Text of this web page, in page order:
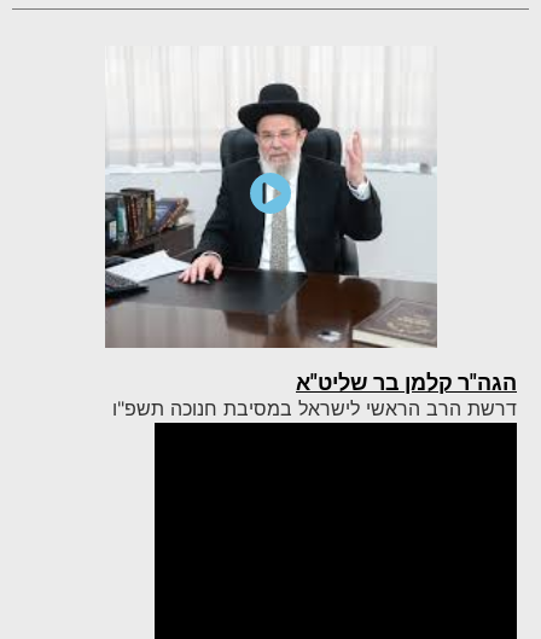
הגה"ר קלמן בר שליט"א
דרשת הרב הראשי לישראל במסיבת חנוכה תשפ"ו